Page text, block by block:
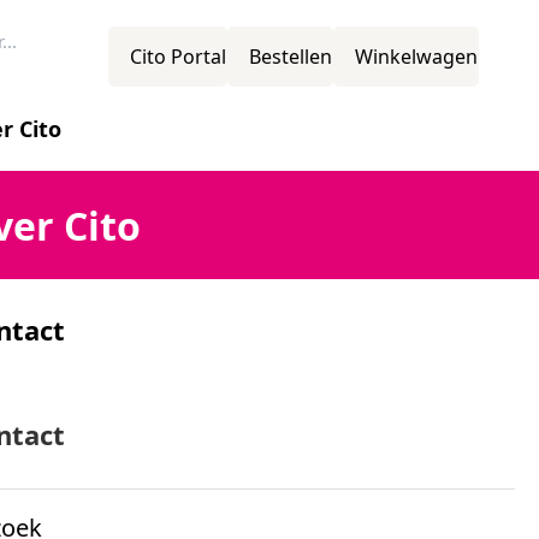
Cito
Cito
Cito Portal Bestellen Winkelwagen